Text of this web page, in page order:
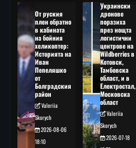
От руския
плен обратно
в кабината
на бойния
хеликоптер:
Историята на
Иван
Пепеляшко
от
Болградския
район
Valeriia
Skorych
2026-08-06
18:10
Украински
дронове
поразиха
през нощта
логистични
центрове на
Wildberries в
Котовск,
Тамбовска
област, и в
Електростал,
Московска
област
Valeriia
Skorych
2026-07-18